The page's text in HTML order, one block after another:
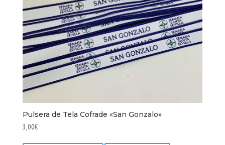
Pulsera de Tela Cofrade «San Gonzalo»
3,00€